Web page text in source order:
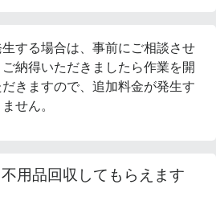
する場合は、事前にご相談させ
納得いただきましたら作業を開
きますので、追加料金が発生す
せん。
用品回収してもらえます